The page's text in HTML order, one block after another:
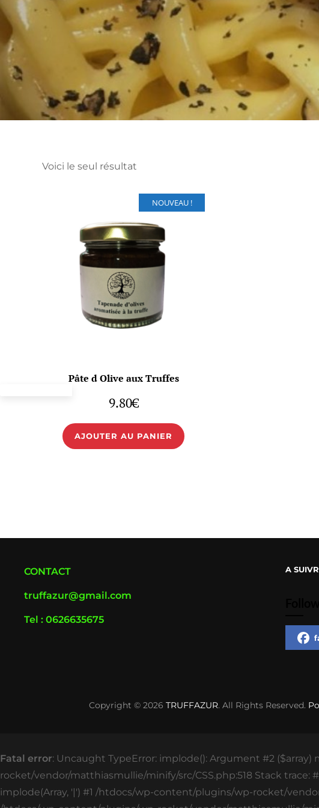
Voici le seul résultat
NOUVEAU !
Pâte d Olive aux Truffes
9.80€
AJOUTER AU PANIER
CONTACT
truffazur@gmail.com
Tel : 0626635675
A
Copyright © 2026 TRUFFAZUR. All Rights Reserved.
Fatal error: Uncaught TypeError: implode(): Argument #2
rocket/vendor/matthiasmullie/minify/src/CSS.php:518 Stack
implode(Array, '|') #1 /htdocs/wp-content/plugins/wp-rocket/